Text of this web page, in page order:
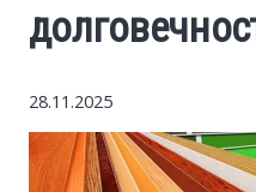
Society
28.11.2025